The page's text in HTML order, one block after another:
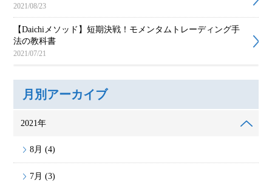
2021/08/23
【Daichiメソッド】短期決戦！モメンタムトレーディング手
法の教科書
2021/07/21
月別アーカイブ
2021年
8月 (4)
7月 (3)